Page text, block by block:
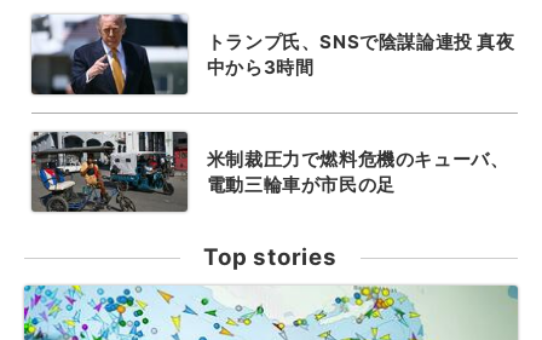
トランプ氏、SNSで陰謀論連投 真夜
中から3時間
米制裁圧力で燃料危機のキューバ、
電動三輪車が市民の足
Top stories